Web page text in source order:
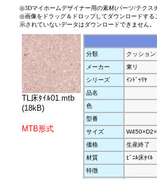
◎3Dマイホームデザイナー用の素材(パーツ/テクス
◎画像をドラッグ＆ドロップしてダウンロードす
示されていないデータはダウンロードできません。
TL床ﾀｲﾙ01.mtb
(18kB)
MTB形式
分類
クッショ
メーカー
東リ
シリーズ
ｲﾝﾄﾞｩﾘﾔ
品名
色
型番
サイズ
価格
生産終了
材質
ﾋﾞﾆﾙ床ﾀｲﾙ
特徴